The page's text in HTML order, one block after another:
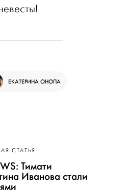
ЕКАТЕРИНА ОНОПА
СТАТЬЯ
Тимати
Иванова стали